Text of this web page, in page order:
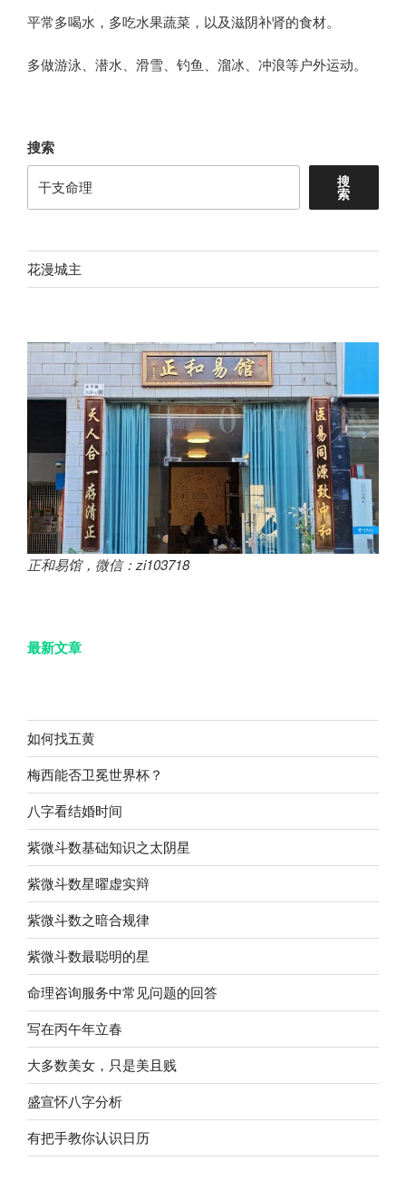
平常多喝水，多吃水果蔬菜，以及滋阴补肾的食材。
多做游泳、潜水、滑雪、钓鱼、溜冰、冲浪等户外运动。
搜索
搜
索
花漫城主
正和易馆，微信：zi103718
最新文章
如何找五黄
梅西能否卫冕世界杯？
八字看结婚时间
紫微斗数基础知识之太阴星
紫微斗数星曜虚实辩
紫微斗数之暗合规律
紫微斗数最聪明的星
命理咨询服务中常见问题的回答
写在丙午年立春
大多数美女，只是美且贱
盛宣怀八字分析
有把手教你认识日历